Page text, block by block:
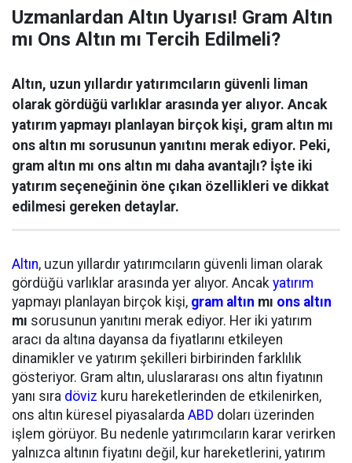
Uzmanlardan Altın Uyarısı! Gram Altın
mı Ons Altın mı Tercih Edilmeli?
Altın, uzun yıllardır yatırımcıların güvenli liman
olarak gördüğü varlıklar arasında yer alıyor. Ancak
yatırım yapmayı planlayan birçok kişi, gram altın mı
ons altın mı sorusunun yanıtını merak ediyor. Peki,
gram altın mı ons altın mı daha avantajlı? İşte iki
yatırım seçeneğinin öne çıkan özellikleri ve dikkat
edilmesi gereken detaylar.
Altın, uzun yıllardır yatırımcıların güvenli liman olarak
gördüğü varlıklar arasında yer alıyor. Ancak yatırım
yapmayı planlayan birçok kişi, gram altın mı ons altın
mı sorusunun yanıtını merak ediyor. Her iki yatırım
aracı da altına dayansa da fiyatlarını etkileyen
dinamikler ve yatırım şekilleri birbirinden farklılık
gösteriyor. Gram altın, uluslararası ons altın fiyatının
yanı sıra döviz kuru hareketlerinden de etkilenirken,
ons altın küresel piyasalarda ABD doları üzerinden
işlem görüyor. Bu nedenle yatırımcıların karar verirken
yalnızca altının fiyatını değil, kur hareketlerini, yatırım